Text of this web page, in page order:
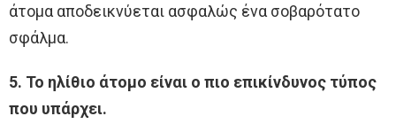
άτομα αποδεικνύεται ασφαλώς ένα σοβαρότατο
σφάλμα.
5. Το ηλίθιο άτομο είναι ο πιο επικίνδυνος τύπος
που υπάρχει.